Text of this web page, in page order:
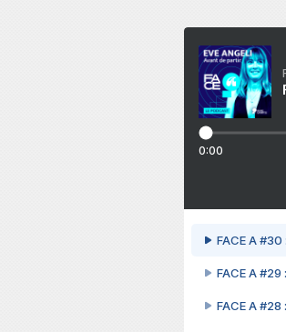
0:00
FACE A
FACE A
FACE A